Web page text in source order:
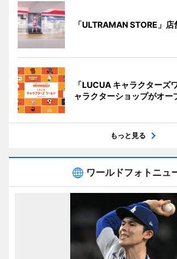
「ULTRAMAN STORE」
「LUCUA キャラクターズ
ャラクターショップがオー
もっと見る
ワールドフォトニュ